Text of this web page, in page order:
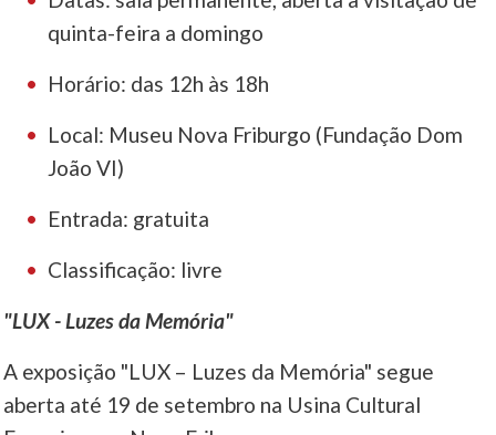
quinta-feira a domingo
Horário: das 12h às 18h
Local: Museu Nova Friburgo (Fundação Dom
João VI)
Entrada: gratuita
Classificação: livre
"LUX - Luzes da Memória"
A exposição "LUX – Luzes da Memória" segue
aberta até 19 de setembro na Usina Cultural